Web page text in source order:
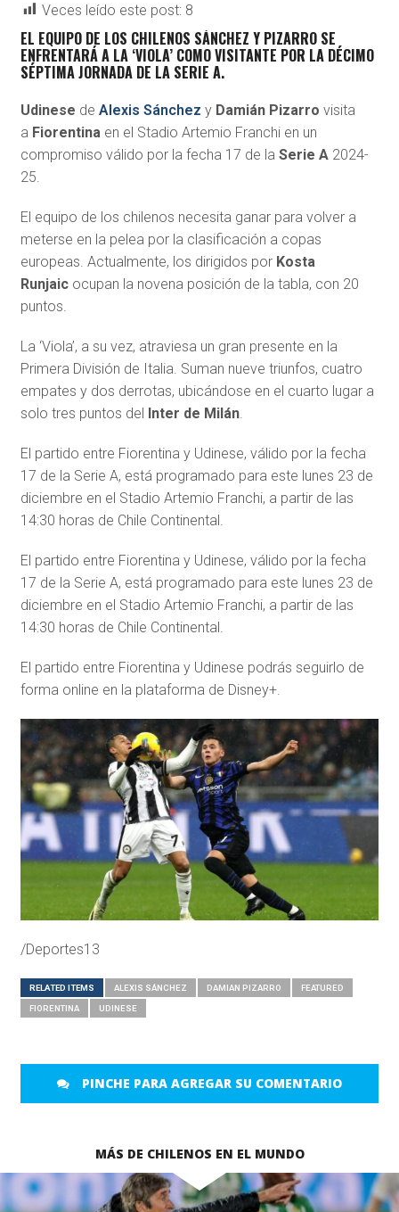
Veces leído este post: 8
EL EQUIPO DE LOS CHILENOS SÁNCHEZ Y PIZARRO SE
ENFRENTARÁ A LA ‘VIOLA’ COMO VISITANTE POR LA DÉCIMO
SÉPTIMA JORNADA DE LA SERIE A.
Udinese de Alexis Sánchez yDamián Pizarro visita
a Fiorentina en el Stadio Artemio Franchi en un
compromiso válido por la fecha 17 de la Serie A 2024-
25.
El equipo de los chilenos necesita ganar para volver a
meterse en la pelea por la clasificación a copas
europeas. Actualmente, los dirigidos por Kosta
Runjaicocupan la novena posición de la tabla, con 20
puntos.
La ‘Viola’, a su vez, atraviesa un gran presente en la
Primera División de Italia. Suman nueve triunfos, cuatro
empates y dos derrotas, ubicándose en el cuarto lugar a
solo tres puntos del Inter de Milán.
El partido entre Fiorentina y Udinese, válido por la fecha
17 de la Serie A, está programado para este lunes 23 de
diciembre en el Stadio Artemio Franchi, a partir de las
14:30 horas de Chile Continental.
El partido entre Fiorentina y Udinese, válido por la fecha
17 de la Serie A, está programado para este lunes 23 de
diciembre en el Stadio Artemio Franchi, a partir de las
14:30 horas de Chile Continental.
El partido entre Fiorentina y Udinese podrás seguirlo de
forma online en la plataforma de Disney+.
/Deportes13
RELATED ITEMS ALEXIS SÁNCHEZ DAMIAN PIZARRO FEATURED
FIORENTINA UDINESE
PINCHE PARA AGREGAR SU COMENTARIO
MÁS DE CHILENOS EN EL MUNDO